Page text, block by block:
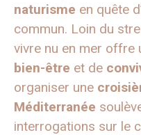
naturisme en quête
commun. Loin du
vivre nu en mer offre
bien-être et de
organiser une
Méditerranée
interrogations sur le